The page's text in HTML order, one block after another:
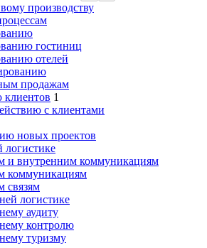
производству
гостиниц
отелей
продажам
1
с клиентами
новых проектов
и внутренним коммуникациям
коммуникациям
связям
логистике
аудиту
контролю
туризму